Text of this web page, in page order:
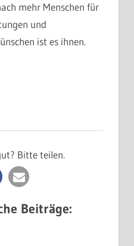
mehr Menschen für
und
ist es ihnen.
Bitte teilen.
Beiträge: